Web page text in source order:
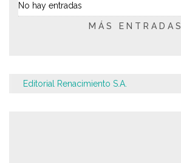
No hay entradas
MÁS ENTRADAS
Editorial Renacimiento S.A.